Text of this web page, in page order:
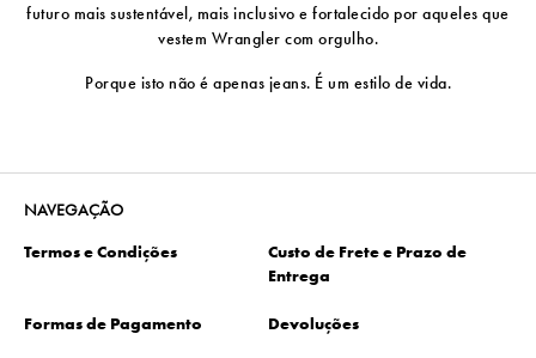
futuro mais sustentável, mais inclusivo e fortalecido por aqueles que
vestem Wrangler com orgulho.
Porque isto não é apenas jeans. É um estilo de vida.
NAVEGAÇÃO
Termos e Condições
Custo de Frete e Prazo de
Entrega
Formas de Pagamento Devoluções